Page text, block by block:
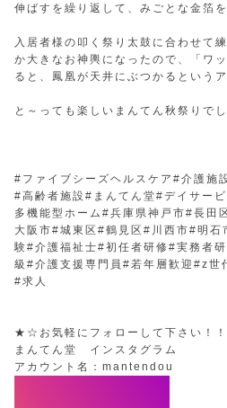
伸ばすを繰り返して、みごとな金箔
入居者様の叩く祭り太鼓に合わせて
か大きなお神輿になったので、「ワ
ると、鳳凰が天井にぶつかるという
と～っても楽しいまんてん秋祭りでし
#ファイブシーズヘルスケア#介護施
#高齢者施設#まんてん堂#デイサー
多機能型ホーム#兵庫県神戸市#長田
大阪市#城東区#鶴見区#川西市#明
験#介護福祉士#初任者研修#実務者
級#介護支援専門員#若年層歓迎#z世
#求人
★☆お気軽にフォローして下さい！
まんてん堂 インスタグラム
アカウント名：mantendou